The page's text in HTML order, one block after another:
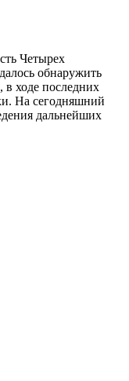
Четырех
обнаружить
в ходе последних
На сегодняшний
дальнейших